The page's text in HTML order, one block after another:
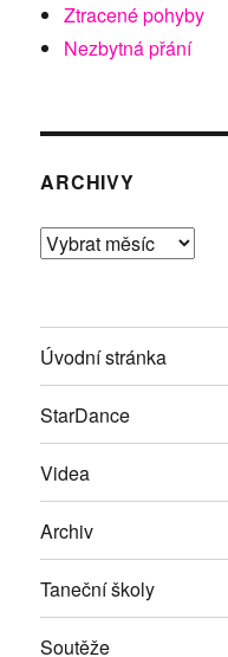
Ztracené pohyby
Nezbytná přání
ARCHIVY
Archivy
Úvodní stránka
StarDance
Videa
Archiv
Taneční školy
Soutěže